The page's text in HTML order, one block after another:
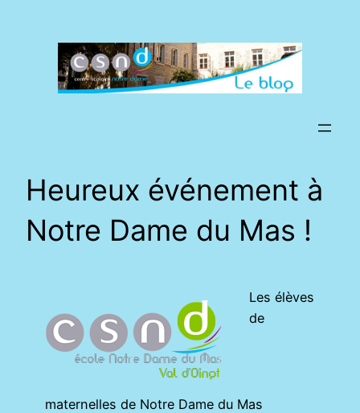
Heureux événement à
Notre Dame du Mas !
Les élèves
de
maternelles de Notre Dame du Mas